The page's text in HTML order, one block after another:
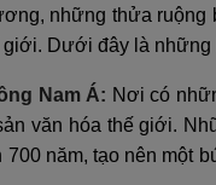
những thửa ruộng
Dưới đây là
Nam Á: Nơi có
văn hóa thế giới.
năm, tạo nên một